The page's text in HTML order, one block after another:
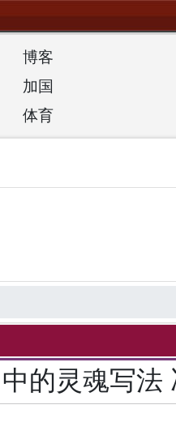
博客
加国
体育
的灵魂写法